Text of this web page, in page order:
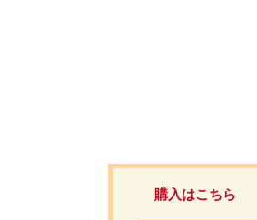
購入はこちら